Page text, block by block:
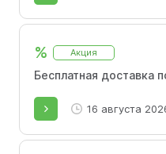
% Акция
Бесплатная доставка
16 августа